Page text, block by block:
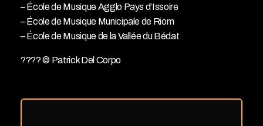
– École de Musique Agglo Pays d’Issoire
– École de Musique Municipale de Riom
– École de Musique de la Vallée du Bédat
???? © Patrick Del Corpo